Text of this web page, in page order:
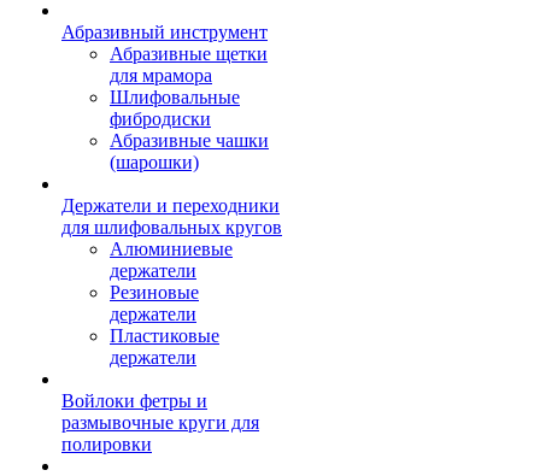
Абразивный инструмент
Абразивные щетки
для мрамора
Шлифовальные
фибродиски
Абразивные чашки
(шарошки)
Держатели и переходники
для шлифовальных кругов
Алюминиевые
держатели
Резиновые
держатели
Пластиковые
держатели
Войлоки фетры и
размывочные круги для
полировки